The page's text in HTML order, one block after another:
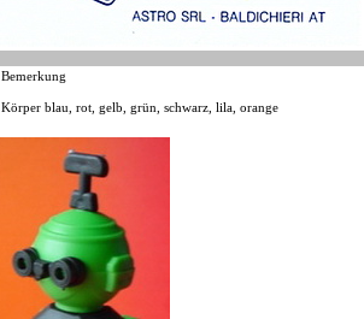
Bemerkung
Körper blau, rot, gelb, grün, schwarz, lila, orange